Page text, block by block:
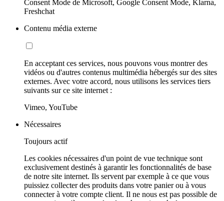
Consent Mode de Microsoft, Google Consent Mode, Klarna,
Freshchat
Contenu média externe
En acceptant ces services, nous pouvons vous montrer des
vidéos ou d'autres contenus multimédia hébergés sur des sites
externes. Avec votre accord, nous utilisons les services tiers
suivants sur ce site internet :
Vimeo, YouTube
Nécessaires
Toujours actif
Les cookies nécessaires d'un point de vue technique sont
exclusivement destinés à garantir les fonctionnalités de base
de notre site internet. Ils servent par exemple à ce que vous
puissiez collecter des produits dans votre panier ou à vous
connecter à votre compte client. Il ne nous est pas possible de